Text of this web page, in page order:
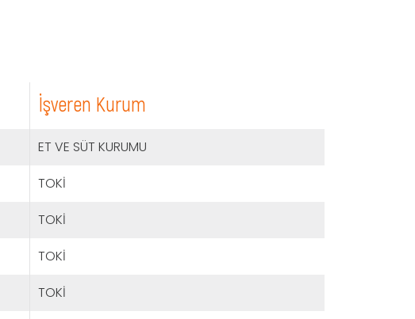
İşveren Kurum
ET VE SÜT KURUMU
TOKİ
TOKİ
TOKİ
TOKİ